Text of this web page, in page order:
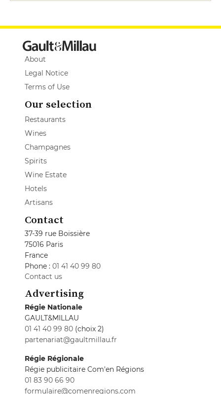
About
Legal Notice
Terms of Use
Our selection
Restaurants
Wines
Champagnes
Spirits
Wine Estate
Hotels
Artisans
Contact
37-39 rue Boissière
75016 Paris
France
Phone : 01 41 40 99 80
Contact us
Advertising
Régie Nationale
GAULT&MILLAU
01 41 40 99 80 (choix 2)
partenariat@gaultmillau.fr
Régie Régionale
Régie publicitaire Com'en Régions
01 83 90 66 90
formulaire@comenregions.com